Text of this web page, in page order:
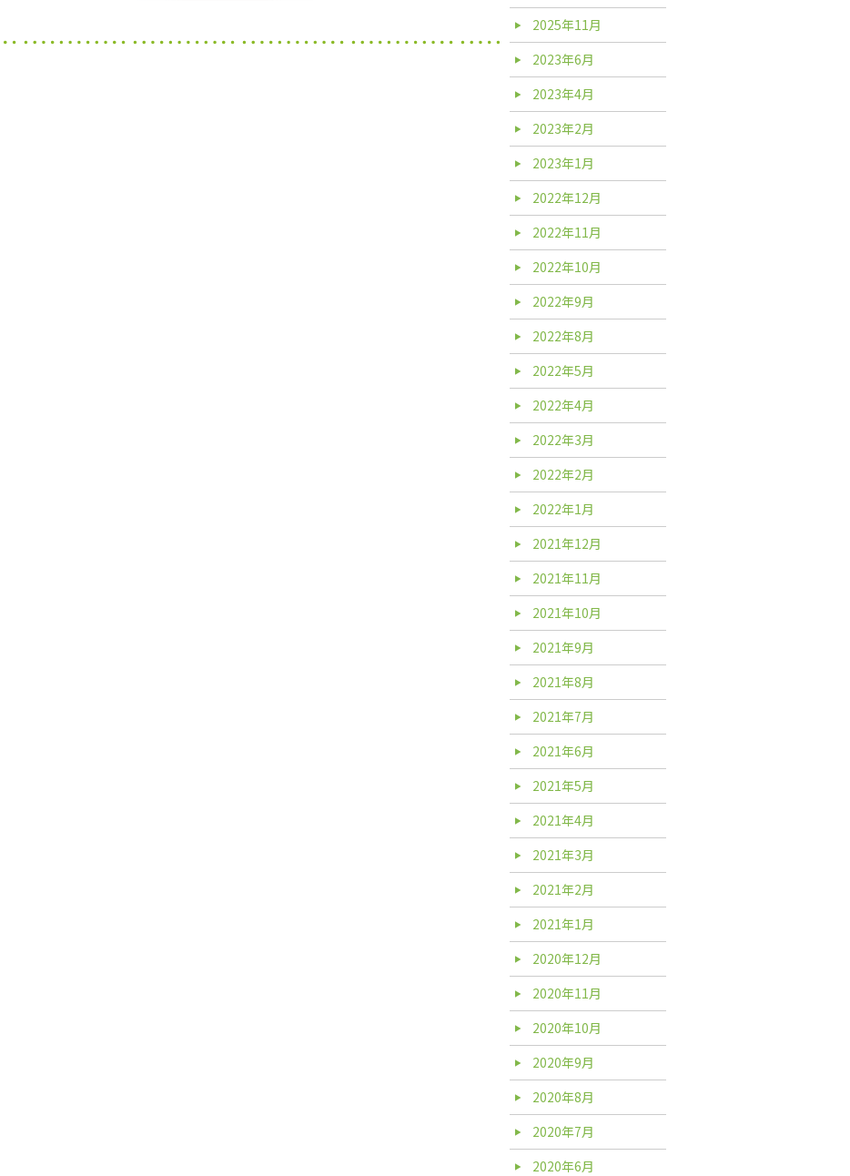
2025年11月
2023年6月
2023年4月
2023年2月
2023年1月
2022年12月
2022年11月
2022年10月
2022年9月
2022年8月
2022年5月
2022年4月
2022年3月
2022年2月
2022年1月
2021年12月
2021年11月
2021年10月
2021年9月
2021年8月
2021年7月
2021年6月
2021年5月
2021年4月
2021年3月
2021年2月
2021年1月
2020年12月
2020年11月
2020年10月
2020年9月
2020年8月
2020年7月
2020年6月